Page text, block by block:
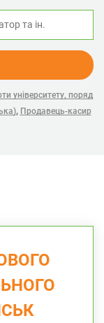
університету, поряд
, Продавець-касир